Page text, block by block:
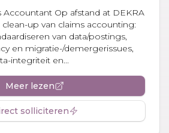
Accountant Op afstand at DEKRA
up van claims accounting:
van data/postings,
en migratie-/demergerissues,
integriteit en...
Meer lezen
solliciteren